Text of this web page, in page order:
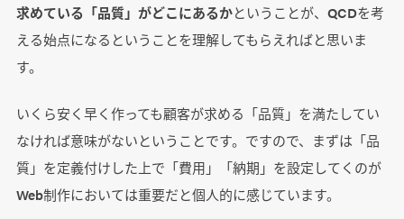
求めている「品質」がどこにあるかということが、QCDを考
える始点になるということを理解してもらえればと思いま
す。
いくら安く早く作っても顧客が求める「品質」を満たしてい
なければ意味がないということです。ですので、まずは「品
質」を定義付けした上で「費用」「納期」を設定してくのが
Web制作においては重要だと個人的に感じています。